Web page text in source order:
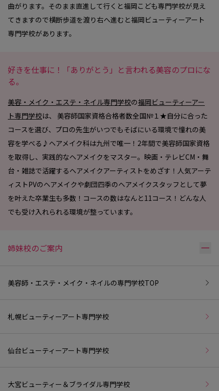
曲がります。そのまま直進して行くと福岡こども専門学校が見え
てきますので横断歩道を渡り右へ進むと福岡ビューティーアート
専門学校があります。
好きを仕事に！「ありがとう」と言われる美容のプロにな
る。
美容・メイク・エステ・ネイル専門学校の福岡ビューティーアー
ト専門学校は、 美容師国家資格合格者数全国№１★自分に合った
コースを選び、プロの先生がいつでもそばにいる環境で憧れの美
容を学べる♪ヘアメイク科は九州で唯一！2年間で美容師国家資格
を取得し、実践的なヘアメイクをマスター。映画・テレビCM・舞
台・雑誌で活躍するヘアメイクアーティストをめざす！人気アーテ
ィストPVのヘアメイクや劇団四季のヘアメイクスタッフとして夢
を叶えた卒業生も多数！コースの数はなんと11コース！どんな人
でも受け入れられる環境が整っています。
姉妹校のご案内 リ
美容師・エステ・メイク・ネイルの専門学校TOP
札幌ビューティーアート専門学校
仙台ビューティーアート専門学校
大宮ビューティー＆ブライダル専門学校